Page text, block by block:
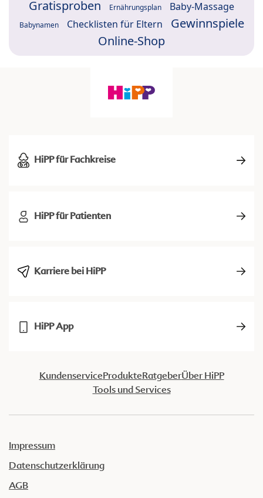
Gratisproben Ernährungsplan Baby-Massage
Babynamen Checklisten für Eltern
Gewinnspiele
Online-Shop
HiPP für Fachkreise
HiPP für Patienten
Karriere bei HiPP
HiPP App
KundenserviceProdukteRatgeberÜber HiPP
Tools und Services
Impressum
Datenschutzerklärung
AGB